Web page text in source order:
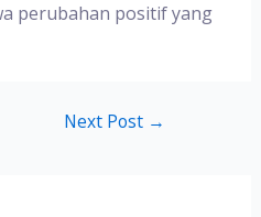
perubahan positif yang
Next Post →